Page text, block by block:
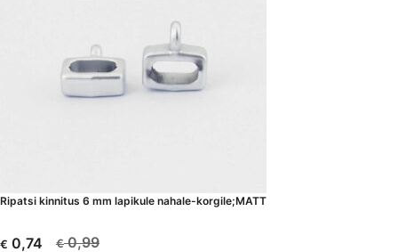
Ripatsi kinnitus 6 mm lapikule nahale-korgile;MATT
€0,99
€ 0,74